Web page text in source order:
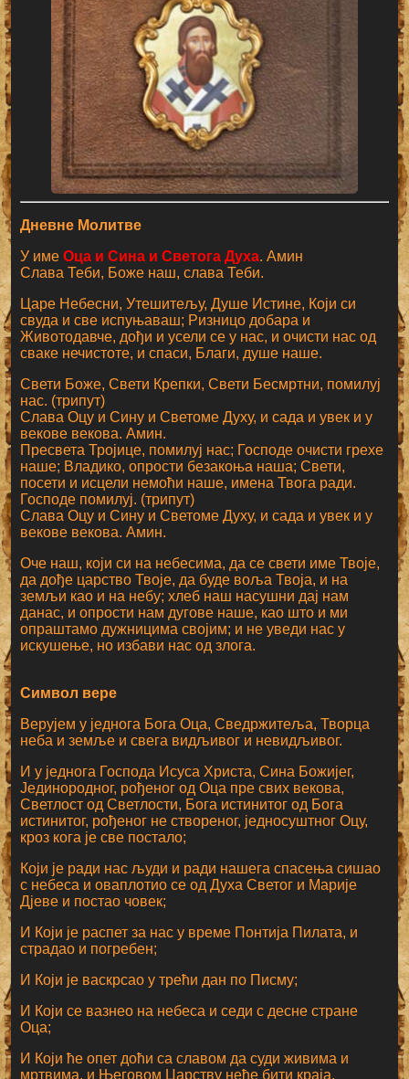
Дневне Молитве
У имеОца и Сина и Светога Духа. Амин
Слава Теби, Боже наш, слава Теби.
Царе Небесни, Утешитељу, Душе Истине, Који си
свуда и све испуњаваш; Ризницо добара и
Животодавче, дођи и усели се у нас, и очисти нас од
сваке нечистоте, и спаси, Благи, душе наше.
Свети Боже, Свети Крепки, Свети Бесмртни, помилуј
нас. (трипут)
Слава Оцу и Сину и Светоме Духу, и сада и увек и у
векове векова. Амин.
Пресвета Тројице, помилуј нас; Господе очисти грехе
наше; Владико, опрости безакоња наша; Свети,
посети и исцели немоћи наше, имена Твога ради.
Господе помилуј. (трипут)
Слава Оцу и Сину и Светоме Духу, и сада и увек и у
векове векова. Амин.
Оче наш, који си на небесима, да се свети име Твоје,
да дође царство Твоје, да буде воља Твоја, и на
земљи као и на небу; хлеб наш насушни дај нам
данас, и опрости нам дугове наше, као што и ми
опраштамо дужницима својим; и не уведи нас у
искушење, но избави нас од злога.
Символ вере
Верујем у једнога Бога Оца, Сведржитеља, Творца
неба и земље и свега видљивог и невидљивог.
И у једнога Господа Исуса Христа, Сина Божијег,
Јединородног, рођеног од Оца пре свих векова,
Светлост од Светлости, Бога истинитог од Бога
истинитог, рођеног не створеног, једносуштног Оцу,
кроз кога је све постало;
Који је ради нас људи и ради нашега спасења сишао
с небеса и оваплотио се од Духа Светог и Марије
Дјеве и постао човек;
И Који је распет за нас у време Понтија Пилата, и
страдао и погребен;
И Који је васкрсао у трећи дан по Писму;
И Који се вазнео на небеса и седи с десне стране
Оца;
И Који ће опет доћи са славом да суди живима и
мртвима, и Његовом Царству неће бити краја.